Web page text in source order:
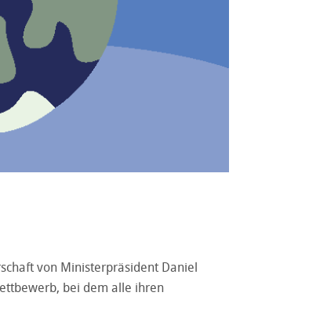
von Ministerpräsident Daniel
bei dem alle ihren